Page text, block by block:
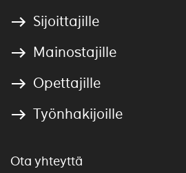
Sijoittajille
Mainostajille
Opettajille
Työnhakijoille
Ota yhteyttä